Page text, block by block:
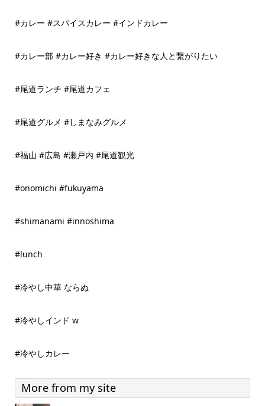
#カレー #スパイスカレー #インドカレー
#カレー部 #カレー好き #カレー好きな人と繋がりたい
#尾道ランチ #尾道カフェ
#尾道グルメ #しまなみグルメ
#福山 #広島 #瀬戸内 #尾道観光
#onomichi #fukuyama
#shimanami #innoshima
#lunch
#冷やし中華 ならぬ
#冷やしインド w
#冷やしカレー
More from my site